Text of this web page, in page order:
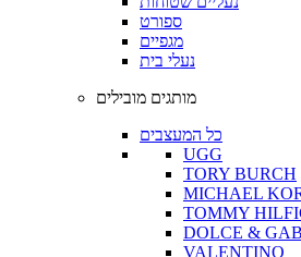
ספורט
מגפיים
נעלי בית
מותגים מובילים
כל המעצבים
UGG
TORY BURCH
MICHAEL
TOMMY
DOLCE &
VALENTINO